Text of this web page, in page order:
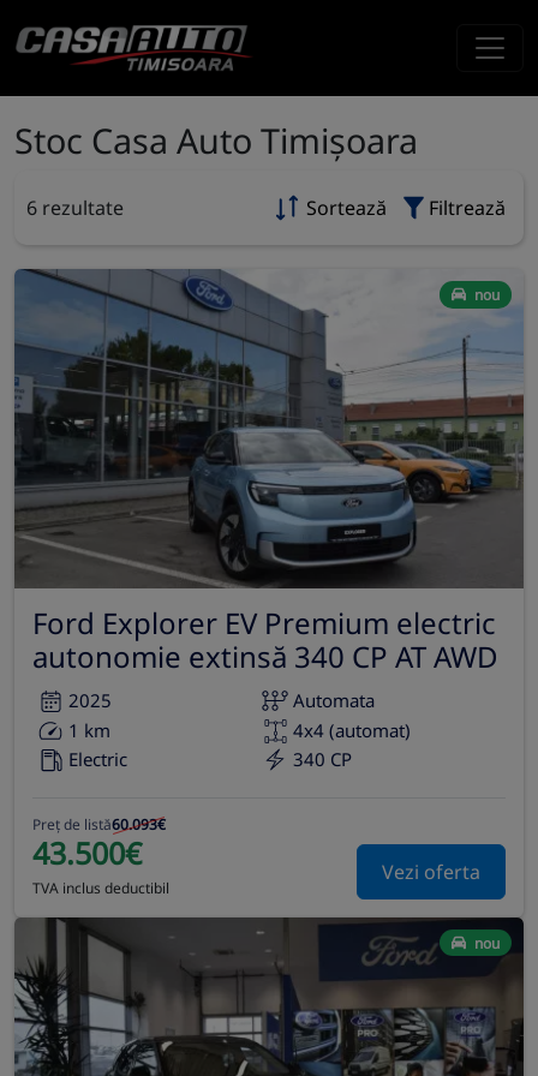
Stoc Casa Auto Timișoara
6 rezultate Sortează Filtrează
nou
Ford Explorer EV Premium electric
autonomie extinsă 340 CP AT AWD
2025
Automata
1 km
4x4 (automat)
Electric
340 CP
Preț de listă60.093€
43.500€
TVA inclus deductibil
Vezi oferta
nou